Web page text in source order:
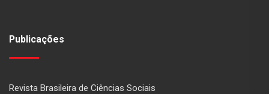
Publicações
Revista Brasileira de Ciências Sociais